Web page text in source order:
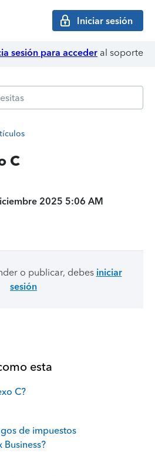
Iniciar sesión
sesión para acceder al soporte
C
2025 5:06 AM
o publicar, debes iniciar
sesión
esta
C?
de impuestos
Business?